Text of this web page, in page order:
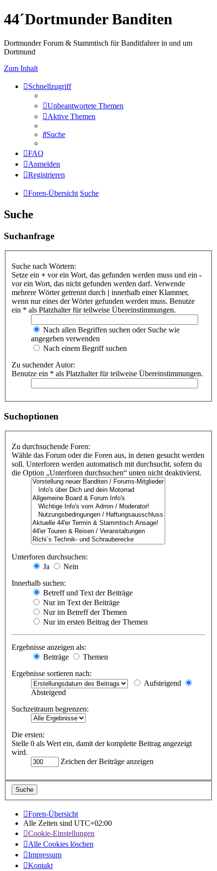
44´Dortmunder Banditen
Dortmunder Forum & Stammtisch für Banditfahrer in und um
Dortmund
Zum Inhalt
Schnellzugriff
Unbeantwortete Themen
Aktive Themen
Suche
FAQ
Anmelden
Registrieren
Foren-Übersicht Suche
Suche
Suchanfrage
Suche nach Wörtern:
Setze ein + vor ein Wort, das gefunden werden muss und ein -
vor ein Wort, das nicht gefunden werden darf. Verwende
mehrere Wörter getrennt durch | innerhalb einer Klammer,
wenn nur eines der Wörter gefunden werden muss. Benutze
ein * als Platzhalter für teilweise Übereinstimmungen.
Nach allen Begriffen suchen oder Suche wie
angegeben verwenden
Nach einem Begriff suchen
Zu suchender Autor:
Benutze ein * als Platzhalter für teilweise Übereinstimmungen.
Suchoptionen
Zu durchsuchende Foren:
Wähle das Forum oder die Foren aus, in denen gesucht werden
soll. Unterforen werden automatisch mit durchsucht, sofern du
die Option „Unterforen durchsuchen“ unten nicht deaktivierst.
Unterforen durchsuchen:
Ja
Nein
Innerhalb suchen:
Betreff und Text der Beiträge
Nur im Text der Beiträge
Nur im Betreff der Themen
Nur im ersten Beitrag der Themen
Ergebnisse anzeigen als:
Beiträge
Themen
Ergebnisse sortieren nach:
Aufsteigend
Absteigend
Suchzeitraum begrenzen:
Die ersten:
Stelle 0 als Wert ein, damit der komplette Beitrag angezeigt
wird.
Zeichen der Beiträge anzeigen
Foren-Übersicht
Alle Zeiten sind UTC+02:00
Cookie-Einstellungen
Alle Cookies löschen
Impressum
Kontakt